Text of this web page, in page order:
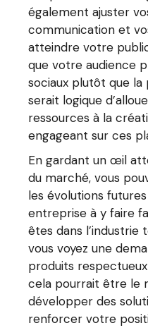
également ajuster
communication et
atteindre votre
que votre audience
sociaux plutôt que
serait logique
ressources à la
engageant sur ces
En gardant un œil
du marché, vous
les évolutions
entreprise à y faire
êtes dans l’industrie
vous voyez une
produits
cela pourrait être le
développer des
renforcer votre